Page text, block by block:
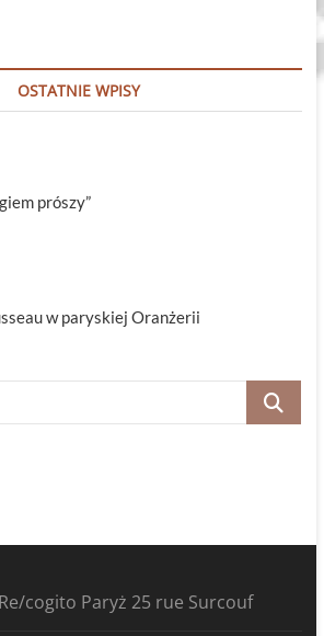
OSTATNIE WPISY
prószy”
w paryskiej Oranżerii
Szukaj
cogito Paryż 25 rue Surcouf